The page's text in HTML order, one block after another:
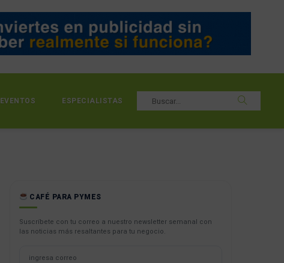
EVENTOS ESPECIALISTAS
CAFÉ PARA PYMES
Suscríbete con tu correo a nuestro newsletter semanal con
las noticias más resaltantes para tu negocio.